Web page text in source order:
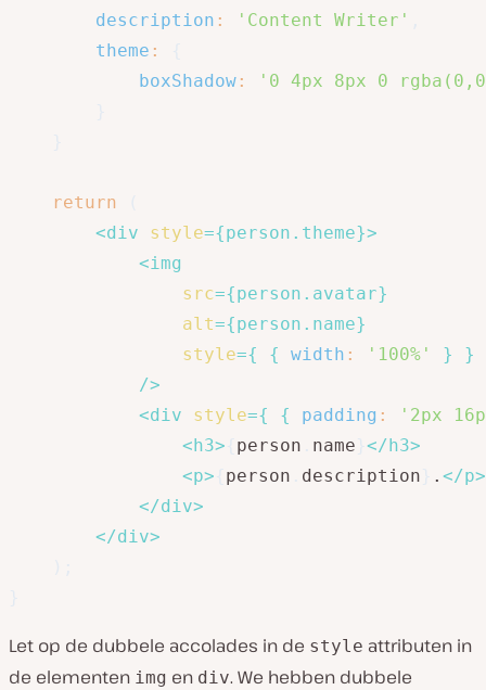
description : 'Content Writer'
theme :
boxShadow :
'0 4px 8px 0
return
<div style={person . theme}>
<img
src={person . avatar}
alt={person . name}
style={ { width : '100%' }
}
/>
<div style={ { padding :
'2px
<h3> person name </h3>
<p> person description . </p>
</div>
</div>
Let op de dubbele accolades in de style attributen in
de elementen img en div. We hebben dubbele